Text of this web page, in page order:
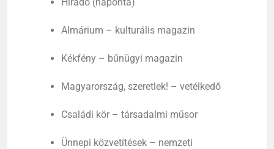
Almárium – kulturális magazin
Kékfény – bűnügyi magazin
Magyarország, szeretlek! – vetélkedő
Családi kör – társadalmi műsor
Ünnepi közvetítések – nemzeti